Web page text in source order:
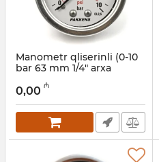
Manometr qliserinli (0-10
bar 63 mm 1/4" arxa
0631001207
Artikul: 006001223
0,00 ₼